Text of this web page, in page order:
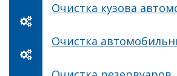
Очистка кузова
Очистка